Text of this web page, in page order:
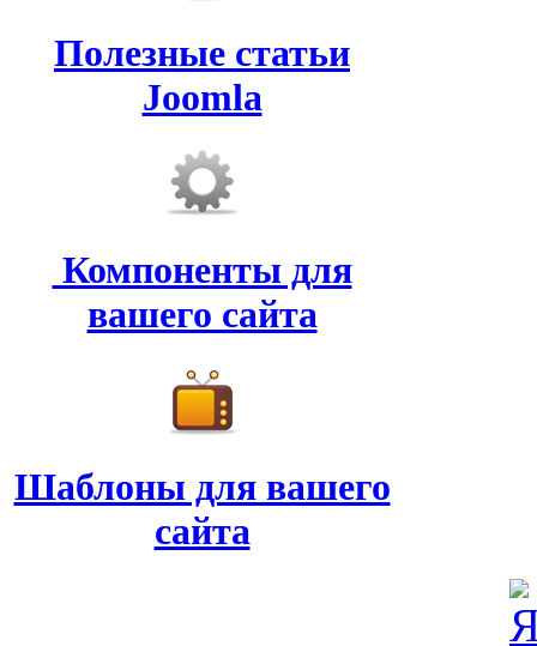
Полезные статьи
Joomla
Компоненты для
вашего сайта
Шаблоны для вашего
сайта